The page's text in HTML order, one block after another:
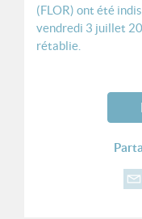
(FLOR) ont été
vendredi 3 juillet
rétablie.